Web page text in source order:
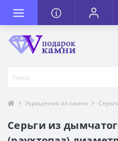
Украшения из камня
Серьги из